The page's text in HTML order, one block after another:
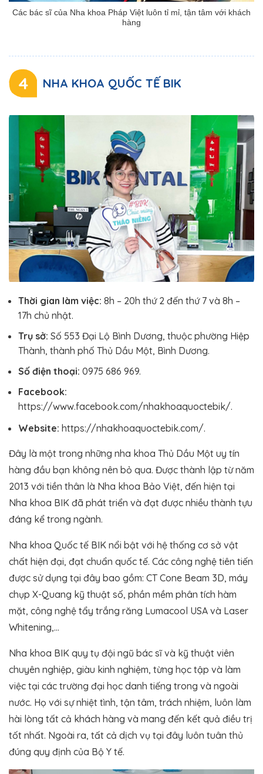
Các bác sĩ của Nha khoa Pháp Việt luôn tỉ mỉ, tận tâm với khách
hàng
4 NHA KHOA QUỐC TẾ BIK
Thời gian làm việc: 8h – 20h thứ 2 đến thứ 7 và 8h –
17h chủ nhật.
Trụ sở: Số 553 Đại Lộ Bình Dương, thuộc phường Hiệp
Thành, thành phố Thủ Dầu Một, Bình Dương.
Số điện thoại: 0975 686 969.
Facebook:
https://www.facebook.com/nhakhoaquoctebik/.
Website: https://nhakhoaquoctebik.com/.
Đây là một trong những nha khoa Thủ Dầu Một uy tín
hàng đầu bạn không nên bỏ qua. Được thành lập từ năm
2013 với tiền thân là Nha khoa Bảo Việt, đến hiện tại
Nha khoa BIK đã phát triển và đạt được nhiều thành tựu
đáng kể trong ngành.
Nha khoa Quốc tế BIK nổi bật với hệ thống cơ sở vật
chất hiện đại, đạt chuẩn quốc tế. Các công nghệ tiên tiến
được sử dụng tại đây bao gồm: CT Cone Beam 3D, máy
chụp X-Quang kỹ thuật số, phần mềm phân tích hàm
mặt, công nghệ tẩy trắng răng Lumacool USA và Laser
Whitening,…
Nha khoa BIK quy tụ đội ngũ bác sĩ và kỹ thuật viên
chuyên nghiệp, giàu kinh nghiệm, từng học tập và làm
việc tại các trường đại học danh tiếng trong và ngoài
nước. Họ với sự nhiệt tình, tận tâm, trách nhiệm, luôn làm
hài lòng tất cả khách hàng và mang đến kết quả điều trị
tốt nhất. Ngoài ra, tất cả dịch vụ tại đây luôn tuân thủ
đúng quy định của Bộ Y tế.